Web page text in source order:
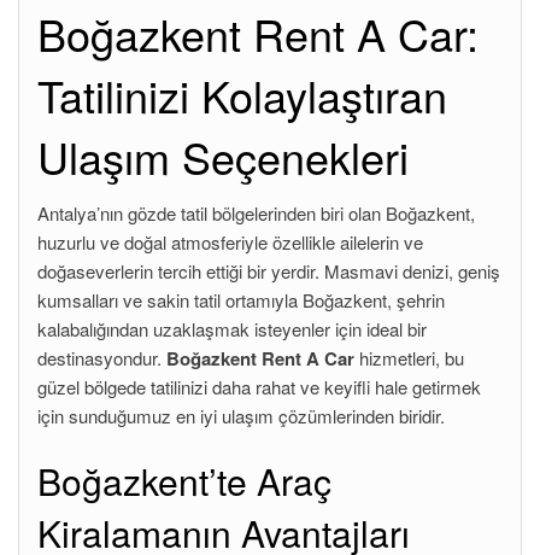
Boğazkent Rent A Car:
Tatilinizi Kolaylaştıran
Ulaşım Seçenekleri
Antalya’nın gözde tatil bölgelerinden biri olan Boğazkent,
huzurlu ve doğal atmosferiyle özellikle ailelerin ve
doğaseverlerin tercih ettiği bir yerdir. Masmavi denizi, geniş
kumsalları ve sakin tatil ortamıyla Boğazkent, şehrin
kalabalığından uzaklaşmak isteyenler için ideal bir
destinasyondur. Boğazkent Rent A Car hizmetleri, bu
güzel bölgede tatilinizi daha rahat ve keyifli hale getirmek
için sunduğumuz en iyi ulaşım çözümlerinden biridir.
Boğazkent’te Araç
Kiralamanın Avantajları